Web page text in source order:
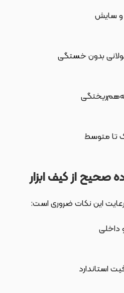
و سایش
بدون خستگی
تا متوسط
صحیح از کیف ابزار
رعایت این نکات ضروری است:
داخلی
استاندارد